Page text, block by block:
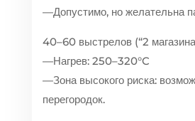
—Допустимо, но желательна
40–60 выстрелов (“2
—Нагрев: 250–320°C
—Зона высокого риска:
перегородок.